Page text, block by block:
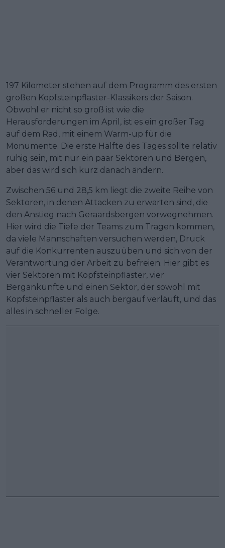
197 Kilometer stehen auf dem Programm des ersten
großen Kopfsteinpflaster-Klassikers der Saison.
Obwohl er nicht so groß ist wie die
Herausforderungen im April, ist es ein großer Tag
auf dem Rad, mit einem Warm-up für die
Monumente. Die erste Hälfte des Tages sollte relativ
ruhig sein, mit nur ein paar Sektoren und Bergen,
aber das wird sich kurz danach ändern.
Zwischen 56 und 28,5 km liegt die zweite Reihe von
Sektoren, in denen Attacken zu erwarten sind, die
den Anstieg nach Geraardsbergen vorwegnehmen.
Hier wird die Tiefe der Teams zum Tragen kommen,
da viele Mannschaften versuchen werden, Druck
auf die Konkurrenten auszuüben und sich von der
Verantwortung der Arbeit zu befreien. Hier gibt es
vier Sektoren mit Kopfsteinpflaster, vier
Bergankünfte und einen Sektor, der sowohl mit
Kopfsteinpflaster als auch bergauf verläuft, und das
alles in schneller Folge.